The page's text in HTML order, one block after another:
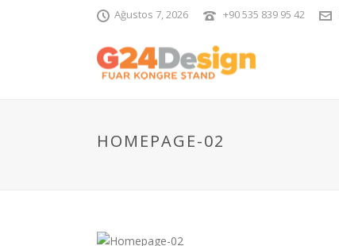
Ağustos 7, 2026 +90 535 839 95 42
HOMEPAGE-02